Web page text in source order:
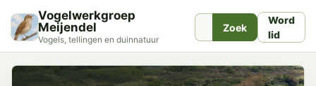
Vogelwerkgroep
Meijendel
Vogels, tellingen en duinnatuur
Zoek
Word
lid